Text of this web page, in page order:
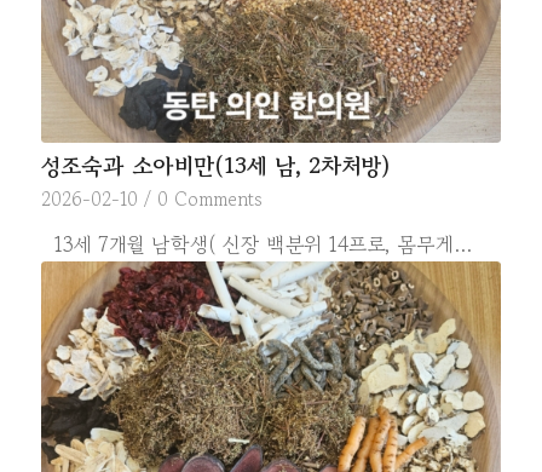
성조숙과 소아비만(13세 남, 2차처방)
2026-02-10 / 0 Comments
13세 7개월 남학생( 신장 백분위 14프로, 몸무게…